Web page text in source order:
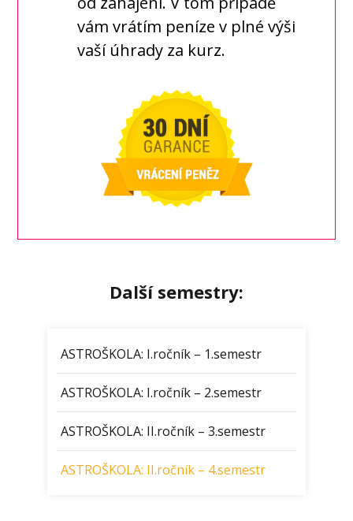
vám vrátím peníze v plné výši
vaší úhrady za kurz.
Další semestry:
ASTROŠKOLA: I.ročník – 1.semestr
ASTROŠKOLA: I.ročník – 2.semestr
ASTROŠKOLA: II.ročník – 3.semestr
ASTROŠKOLA: II.ročník – 4.semestr